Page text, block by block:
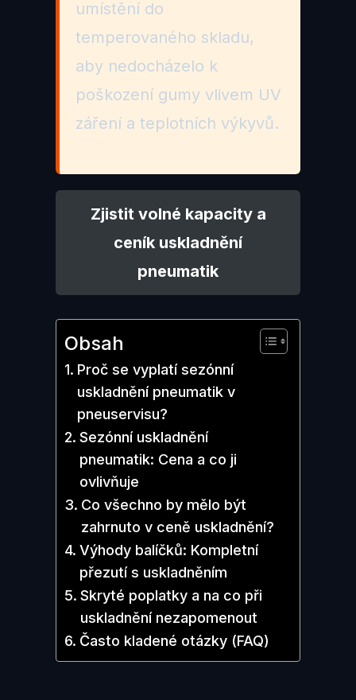
umístění do
temperovaného skladu,
aby nedocházelo k
poškození gumy vlivem UV
záření a teplotních výkyvů.
Zjistit volné kapacity a
ceník uskladnění
pneumatik
Obsah
Proč se vyplatí sezónní
uskladnění pneumatik v
pneuservisu?
Sezónní uskladnění
pneumatik: Cena a co ji
ovlivňuje
Co všechno by mělo být
zahrnuto v ceně uskladnění?
Výhody balíčků: Kompletní
přezutí s uskladněním
Skryté poplatky a na co při
uskladnění nezapomenout
Často kladené otázky (FAQ)